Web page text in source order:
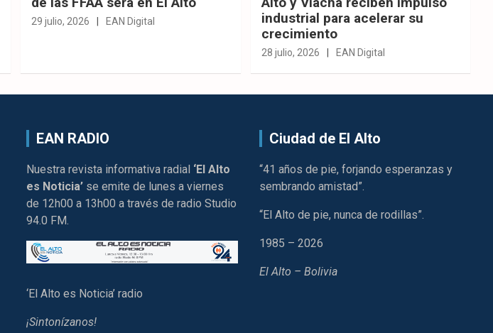
29 julio, 2026 EAN Digital
industrial para acelerar su
crecimiento
28 julio, 2026 EAN Digital
EAN RADIO
Nuestra revista informativa radial ‘El Alto
es Noticia’ se emite de lunes a viernes
de 12h00 a 13h00 a través de radio Studio
94.0 FM.
‘El Alto es Noticia’ radio
¡Sintonízanos!
Ciudad de El Alto
“41 años de pie, forjando esperanzas y
sembrando amistad”.
“El Alto de pie, nunca de rodillas”.
1985 – 2026
El Alto – Bolivia